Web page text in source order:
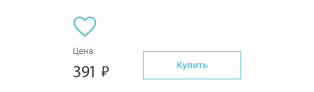
Цена:
391 Купить